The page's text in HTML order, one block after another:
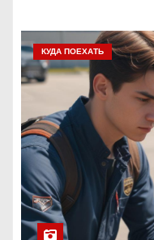
КУДА ПОЕХАТЬ